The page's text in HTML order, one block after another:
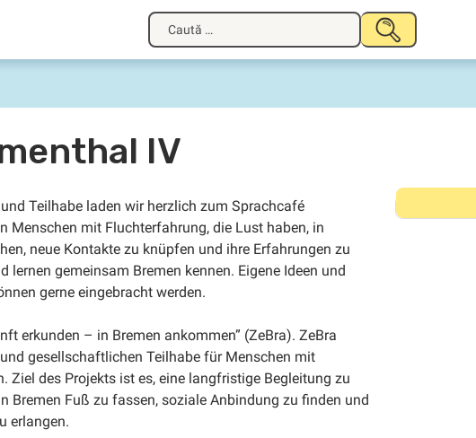
Caută
după:
TRIMITE
IV
Teilhabe laden wir herzlich zum Sprachcafé
Menschen mit Fluchterfahrung, die Lust haben, in
neue Kontakte zu knüpfen und ihre Erfahrungen zu
lernen gemeinsam Bremen kennen. Eigene Ideen und
gerne eingebracht werden.
erkunden – in Bremen ankommen” (ZeBra). ZeBra
gesellschaftlichen Teilhabe für Menschen mit
Ziel des Projekts ist es, eine langfristige Begleitung zu
Bremen Fuß zu fassen, soziale Anbindung zu finden und
erlangen.